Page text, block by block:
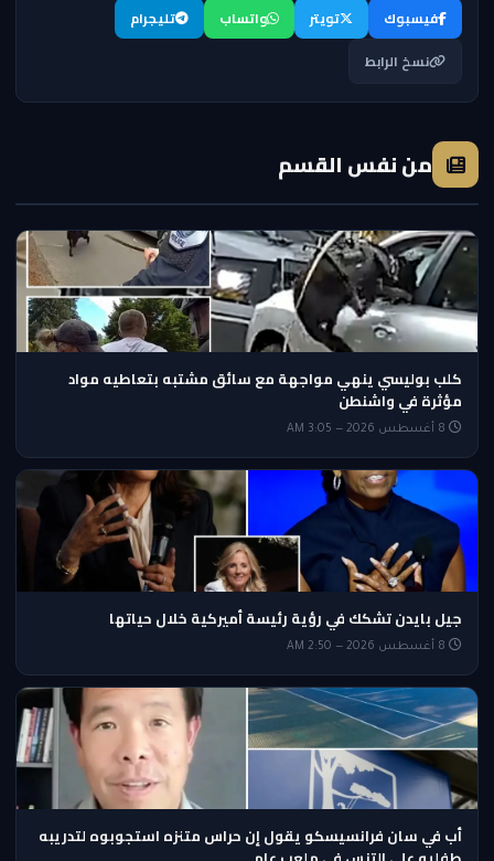
فيسبوك تويتر واتساب
تليجرام
نسخ الرابط
من نفس القسم
كلب بوليسي ينهي مواجهة مع سائق مشتبه بتعاطيه مواد
مؤثرة في واشنطن
جيل بايدن تشكك في رؤية رئيسة أميركية خلال حياتها
أب في سان فرانسيسكو يقول إن حراس متنزه استجوبوه لتدريبه